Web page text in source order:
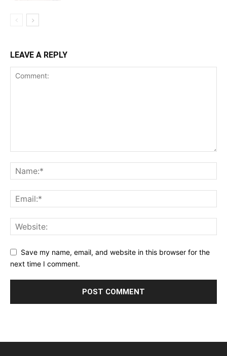
LEAVE A REPLY
Save my name, email, and website in this browser for the
next time I comment.